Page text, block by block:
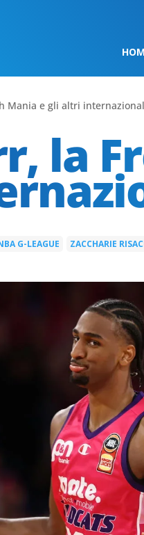
Mania e gli altri
la
G-LEAGUE ZACCHARIE